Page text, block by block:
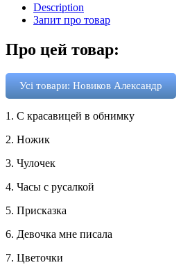
Description
Запит про товар
Про цей товар:
Усі товари: Новиков Александр
1. C красавицей в обнимку
2. Ножик
3. Чулочек
4. Часы с русалкой
5. Присказка
6. Девочка мне писала
7. Цветочки